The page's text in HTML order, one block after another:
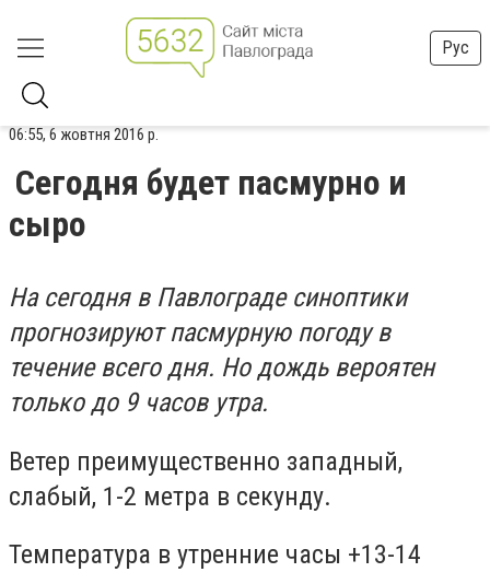
Рус
06:55, 6 жовтня 2016 р.
Сегодня будет пасмурно и
сыро
На сегодня в Павлограде синоптики
прогнозируют пасмурную погоду в
течение всего дня. Но дождь вероятен
только до 9 часов утра.
Ветер преимущественно западный,
слабый, 1-2 метра в секунду.
Температура в утренние часы +13-14